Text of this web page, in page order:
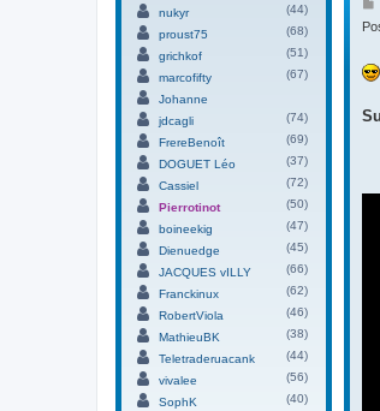
a
g
nukyr
(44)
proust75
(68)
grichkof
(51)
marcofifty
(67)
Johanne
jdcagli
(74)
FrereBenoît
(69)
DOGUET Léo
(37)
Cassiel
(72)
Pierrotinot
(50)
boineekig
(47)
Dienuedge
(45)
JACQUES vILLY
(66)
Franckinux
(62)
RobertViola
(46)
MathieuBK
(38)
Teletraderuacank
(44)
vivalee
(56)
SophK
(40)